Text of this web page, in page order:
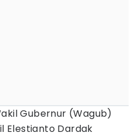
Gubernur (Wagub)
Elestianto Dardak